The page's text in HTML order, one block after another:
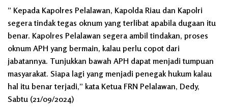
” Kepada Kapolres Pelalawan, Kapolda Riau dan Kapolri
segera tindak tegas oknum yang terlibat apabila dugaan itu
benar. Kapolres Pelalawan segera ambil tindakan, proses
oknum APH yang bermain, kalau perlu copot dari
jabatannya. Tunjukkan bawah APH dapat menjadi tumpuan
masyarakat. Siapa lagi yang menjadi penegak hukum kalau
hal itu benar terjadi,” kata Ketua FRN Pelalawan, Dedy,
Sabtu (21/09/2024)